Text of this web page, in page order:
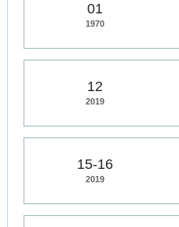
01
1970
12
2019
15-16
2019